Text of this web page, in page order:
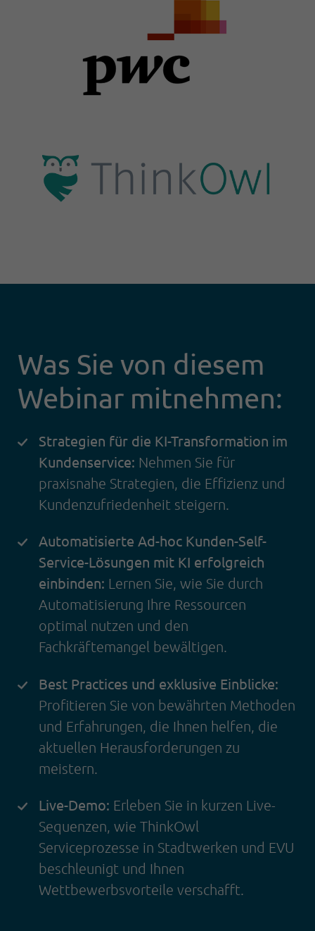
Was Sie von diesem
Webinar mitnehmen:
Strategien für die KI-Transformation im
Kundenservice: Nehmen Sie für
praxisnahe Strategien, die Effizienz und
Kundenzufriedenheit steigern.
Automatisierte Ad-hoc Kunden-Self-
Service-Lösungen mit KI erfolgreich
einbinden: Lernen Sie, wie Sie durch
Automatisierung Ihre Ressourcen
optimal nutzen und den
Fachkräftemangel bewältigen.
Best Practices und exklusive Einblicke:
Profitieren Sie von bewährten Methoden
und Erfahrungen, die Ihnen helfen, die
aktuellen Herausforderungen zu
meistern.
Live-Demo: Erleben Sie in kurzen Live-
Sequenzen, wie ThinkOwl
Serviceprozesse in Stadtwerken und EVU
beschleunigt und Ihnen
Wettbewerbsvorteile verschafft.